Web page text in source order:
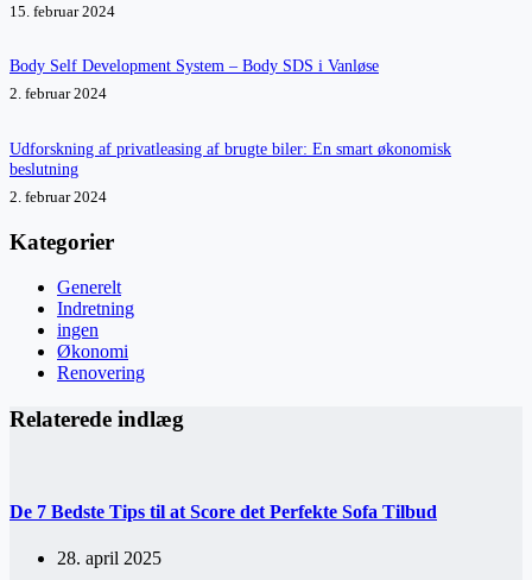
15. februar 2024
Body Self Development System – Body SDS i Vanløse
2. februar 2024
Udforskning af privatleasing af brugte biler: En smart økonomisk
beslutning
2. februar 2024
Kategorier
Generelt
Indretning
ingen
Økonomi
Renovering
Relaterede indlæg
De 7 Bedste Tips til at Score det Perfekte Sofa Tilbud
28. april 2025